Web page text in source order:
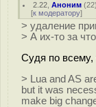
2.22 ,Аноним (22
[к модератору]
> удаление
> А их-то за
Судя по всему,
> Lua and AS
but it was
make big